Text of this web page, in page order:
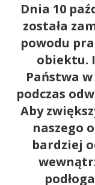
Dnia 10
została
powodu
obiektu.
Państwa
podczas
Aby
naszego
bardziej